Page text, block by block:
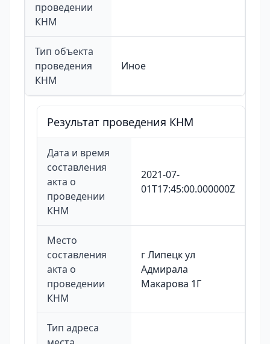
проведении
КНМ
Тип объекта
проведения
КНМ
Иное
Результат проведения КНМ
Дата и время
составления
акта о
проведении
КНМ
2021-07-
01T17:45:00.000000Z
Место
составления
акта о
проведении
КНМ
г Липецк ул
Адмирала
Макарова 1Г
Тип адреса